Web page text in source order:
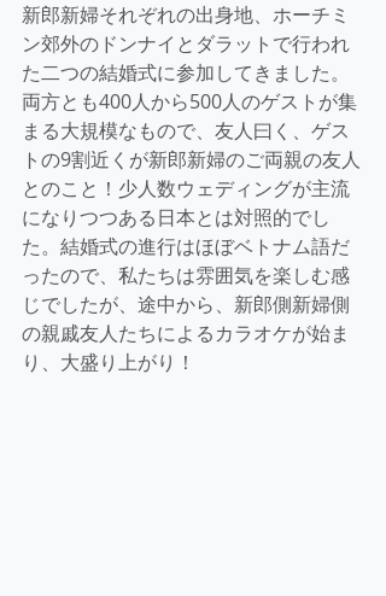
新郎新婦それぞれの出身地、ホーチミ
ン郊外のドンナイとダラットで行われ
た二つの結婚式に参加してきました。
両方とも400人から500人のゲストが集
まる大規模なもので、友人曰く、ゲス
トの9割近くが新郎新婦のご両親の友人
とのこと！少人数ウェディングが主流
になりつつある日本とは対照的でし
た。結婚式の進行はほぼベトナム語だ
ったので、私たちは雰囲気を楽しむ感
じでしたが、途中から、新郎側新婦側
の親戚友人たちによるカラオケが始ま
り、大盛り上がり！